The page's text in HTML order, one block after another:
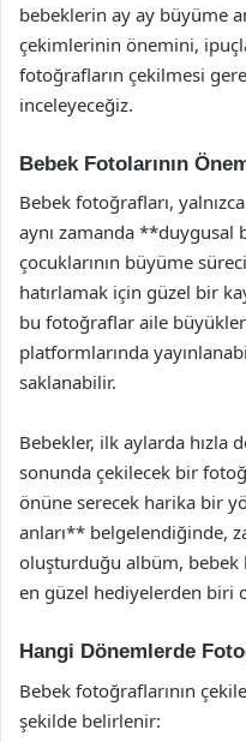
bebeklerin ay ay büyüme
çekimlerinin önemini,
fotoğrafların çekilmesi
inceleyeceğiz.
Bebek Fotolarının
Bebek fotoğrafları,
aynı zamanda **duygusal
çocuklarının büyüme
hatırlamak için güzel bir
bu fotoğraflar aile
platformlarında
saklanabilir.
Bebekler, ilk aylarda hızla
sonunda çekilecek bir
önüne serecek harika bir
anları** belgelendiğinde,
oluşturduğu albüm, bebek
en güzel hediyelerden biri
Hangi Dönemlerde
Bebek fotoğraflarının
şekilde belirlenir: